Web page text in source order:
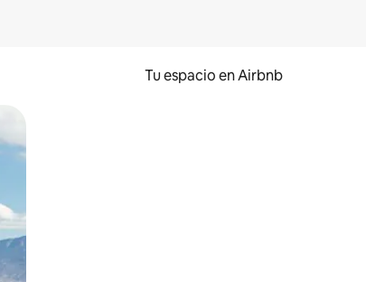
Tu espacio en Airbnb